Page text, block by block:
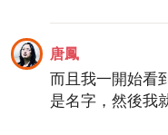
唐鳳
而且我一開始看
是名字，然後我